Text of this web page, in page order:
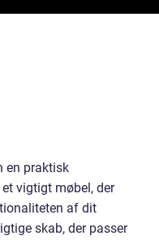
en praktisk
vigtigt møbel, der
af dit
skab, der passer